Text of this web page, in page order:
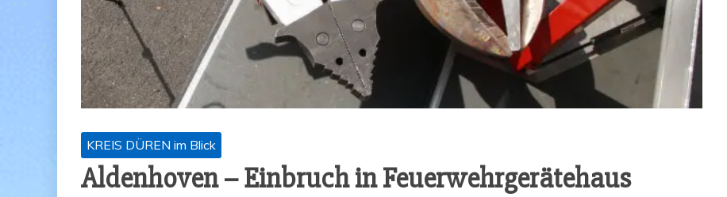
KREIS DÜREN im Blick
Alden­ho­ven – Ein­bruch in Feuerwehrgerätehaus